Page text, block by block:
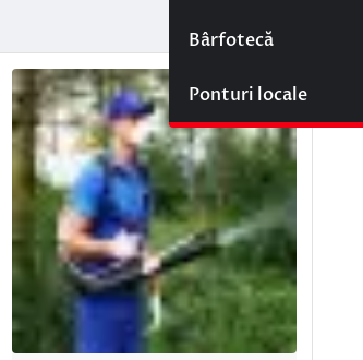
Bârfotecă
Ponturi locale